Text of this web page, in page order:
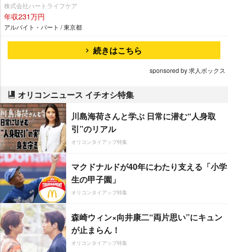
株式会社ハートライフケア
年収231万円
アルバイト・パート / 東京都
続きはこちら
sponsored by 求人ボックス
オリコンニュース イチオシ特集
川島海荷さんと学ぶ 日常に潜む“人身取
引”のリアル
オリコンタイアップ特集
マクドナルドが40年にわたり支える「小学
生の甲子園」
オリコンタイアップ特集
森崎ウィン×向井康二“両片思い”にキュン
が止まらん！
オリコンタイアップ特集